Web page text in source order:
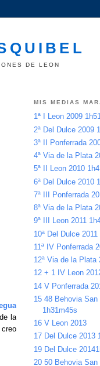
DE LEON
la
creo
MIS MEDIAS
1ª I Leon 2009
2ª Del Dulce 2009
3ª II Ponferrada
4ª Via de la Plata
5ª II Leon 2010
6ª Del Dulce 2010
7ª III Ponferrada
8ª Via de la Plata
9ª III Leon 2011
10ª Del Dulce
11ª IV Ponferrada
12ª Via de la Plata
12 + 1 IV Leon
14 V Ponferrada
15 48 Behovia
1h31m45s
16 V Leon 2013
17 Del Dulce 2013
19 Del Dulce
20 50 Behovia